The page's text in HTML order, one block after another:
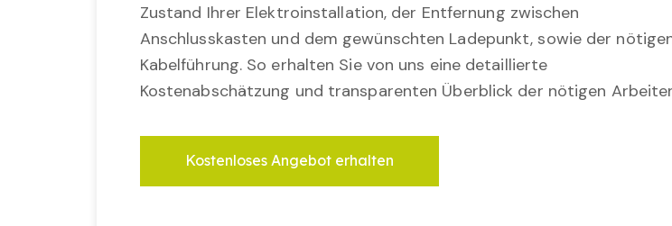
Zustand Ihrer Elektroinstallation, der Entfernung zwischen
Anschlusskasten und dem gewünschten Ladepunkt, sowie der
Kabelführung. So erhalten Sie von uns eine detaillierte
Kostenabschätzung und transparenten Überblick der nötigen
Kostenloses Angebot erhalten